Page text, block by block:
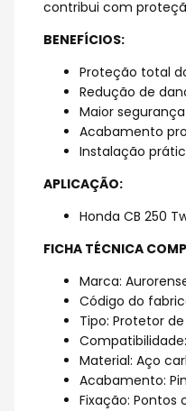
contribui com
BENEFÍCIOS:
Proteção total
Redução de
Maior
Acabamento
Instalação
APLICAÇÃO:
Honda CB 250
FICHA TÉCNICA
Marca:
Código do
Tipo: Protetor
Material: Aço
Acabamento:
Fixação: